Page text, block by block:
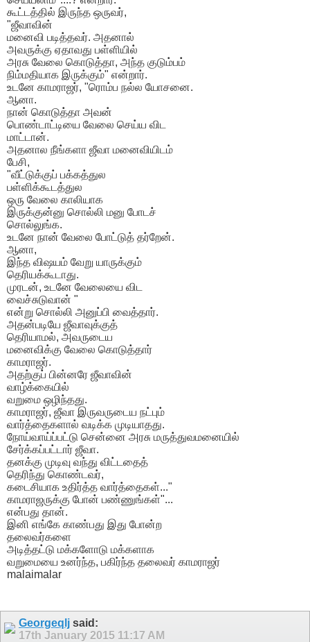
கூட்டத்தில் இருந்த ஒருவர்,
"ஜீவாவின்
மனைவி படித்தவர். அதனால்
அவருக்கு ஏதாவது பள்ளியில்
அரசு வேலை கொடுத்தா, அந்த குடும்பம்
நிம்மதியாக இருக்கும்" என்றார்.
உடனே காமராஜர், "ரொம்ப நல்ல யோசனை.
ஆனா.
நான் கொடுத்தா அவன்
பொண்டாட்டியை வேலை செய்ய விட
மாட்டான்.
அதனால நீங்களா ஜீவா மனைவியிடம்
பேசி,
"வீட்டுக்குப் பக்கத்துல
பள்ளிக்கூடத்துல
ஒரு வேலை காலியாக
இருக்குன்னு சொல்லி மனு போடச்
சொல்லுங்க.
உடனே நான் வேலை போட்டுத் தர்றேன்.
ஆனா,
இந்த விஷயம் வேறு யாருக்கும்
தெரியக்கூடாது.
முரடன், உடனே வேலையை விட
வைச்சுடுவான் "
என்று சொல்லி அனுப்பி வைத்தார்.
அதன்படியே ஜீவாவுக்குத்
தெரியாமல், அவருடைய
மனைவிக்கு வேலை கொடுத்தார்
காமராஜர்.
அதற்குப் பின்னரே ஜீவாவின்
வாழ்க்கையில்
வறுமை ஒழிந்தது.
காமராஜர், ஜீவா இருவருடைய நட்பும்
வார்த்தைகளால் வடிக்க முடியாதது.
நோய்வாய்ப்பட்டு சென்னை அரசு மருத்துவமனையில்
சேர்க்கப்பட்டார் ஜீவா.
தனக்கு முடிவு வந்து விட்டதைத்
தெரிந்து கொண்டவர்,
கடைசியாக உதிர்த்த வார்த்தைகள்..."
காமராஜருக்கு போன் பண்ணுங்கள்"...
என்பது தான்.
இனி எங்கே காண்பது இது போன்ற
தலைவர்களை
அடித்தட்டு மக்களோடு மக்களாக
வறுமையை உனர்ந்த, பகிர்ந்த தலைவர் காமராஜர்
malaimalar
Georgeqlj said:
17th January 2015 11:17 AM